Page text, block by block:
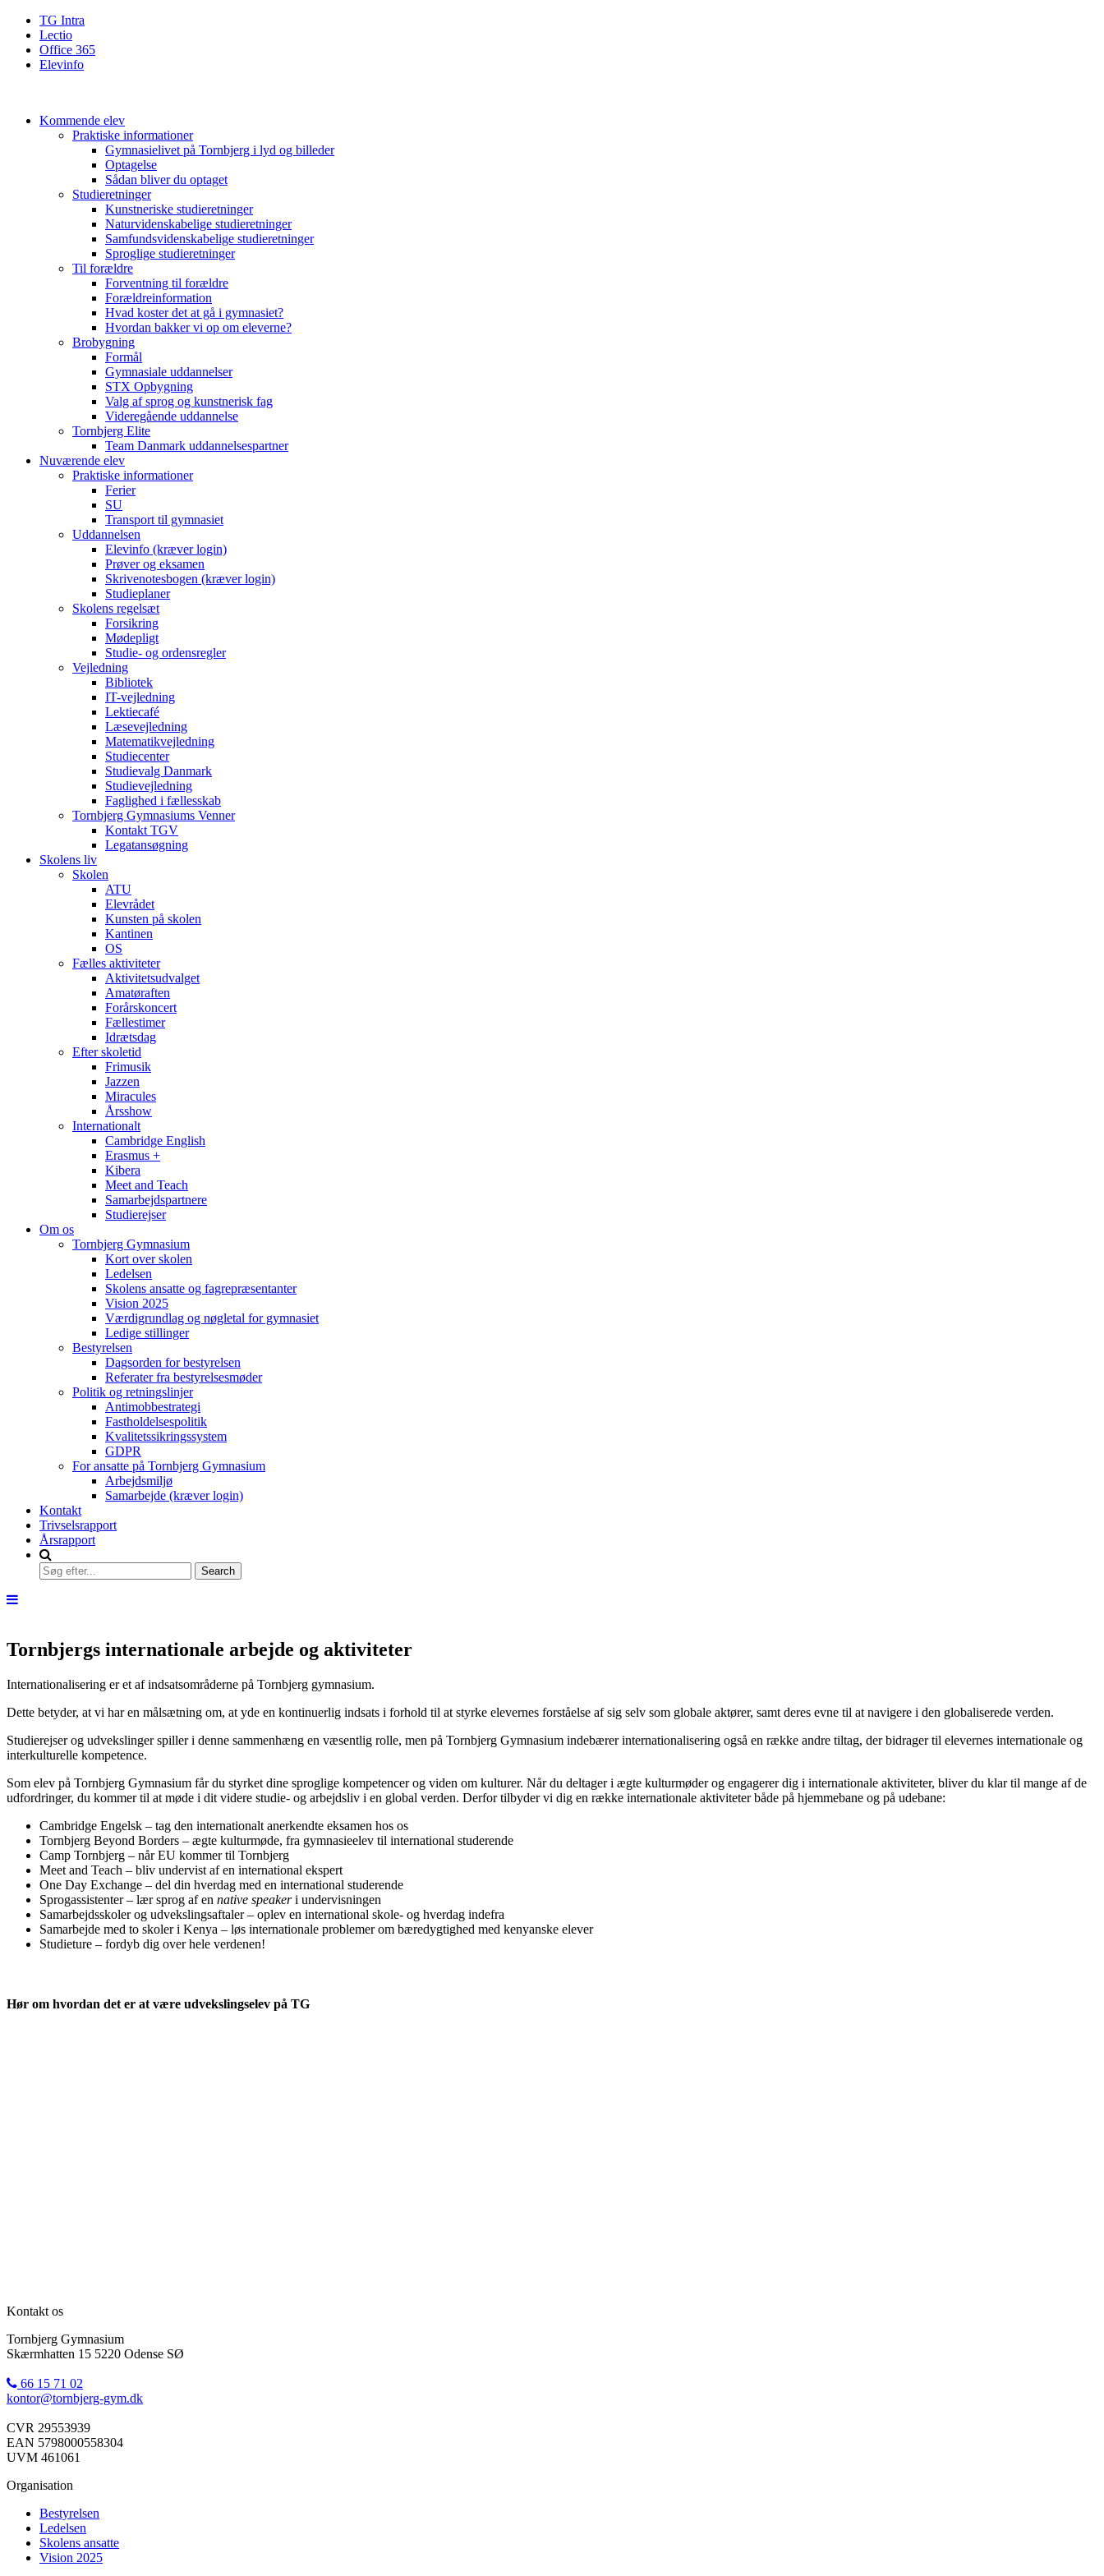
TG Intra
Lectio
Office 365
Elevinfo
Kommende elev
Praktiske informationer
Gymnasielivet på Tornbjerg i lyd og billeder
Optagelse
Sådan bliver du optaget
Studieretninger
Kunstneriske studieretninger
Naturvidenskabelige studieretninger
Samfundsvidenskabelige studieretninger
Sproglige studieretninger
Til forældre
Forventning til forældre
Forældreinformation
Hvad koster det at gå i gymnasiet?
Hvordan bakker vi op om eleverne?
Brobygning
Formål
Gymnasiale uddannelser
STX Opbygning
Valg af sprog og kunstnerisk fag
Videregående uddannelse
Tornbjerg Elite
Team Danmark uddannelsespartner
Nuværende elev
Praktiske informationer
Ferier
SU
Transport til gymnasiet
Uddannelsen
Elevinfo (kræver login)
Prøver og eksamen
Skrivenotesbogen (kræver login)
Studieplaner
Skolens regelsæt
Forsikring
Mødepligt
Studie- og ordensregler
Vejledning
Bibliotek
IT-vejledning
Lektiecafé
Læsevejledning
Matematikvejledning
Studiecenter
Studievalg Danmark
Studievejledning
Faglighed i fællesskab
Tornbjerg Gymnasiums Venner
Kontakt TGV
Legatansøgning
Skolens liv
Skolen
ATU
Elevrådet
Kunsten på skolen
Kantinen
OS
Fælles aktiviteter
Aktivitetsudvalget
Amatøraften
Forårskoncert
Fællestimer
Idrætsdag
Efter skoletid
Frimusik
Jazzen
Miracules
Årsshow
Internationalt
Cambridge English
Erasmus +
Kibera
Meet and Teach
Samarbejdspartnere
Studierejser
Om os
Tornbjerg Gymnasium
Kort over skolen
Ledelsen
Skolens ansatte og fagrepræsentanter
Vision 2025
Værdigrundlag og nøgletal for gymnasiet
Ledige stillinger
Bestyrelsen
Dagsorden for bestyrelsen
Referater fra bestyrelsesmøder
Politik og retningslinjer
Antimobbestrategi
Fastholdelsespolitik
Kvalitetssikringssystem
GDPR
For ansatte på Tornbjerg Gymnasium
Arbejdsmiljø
Samarbejde (kræver login)
Kontakt
Trivselsrapport
Årsrapport
Tornbjergs internationale arbejde og aktiviteter
Internationalisering er et af indsatsområderne på Tornbjerg gymnasium.
Dette betyder, at vi har en målsætning om, at yde en kontinuerlig indsats i forhold til at styrke elevernes forståelse af sig selv som globale aktører, samt deres evne til at navigere i den globaliserede verden.
Studierejser og udvekslinger spiller i denne sammenhæng en væsentlig rolle, men på Tornbjerg Gymnasium indebærer internationalisering også en række andre tiltag, der bidrager til elevernes internationale og
interkulturelle kompetence.
Som elev på Tornbjerg Gymnasium får du styrket dine sproglige kompetencer og viden om kulturer. Når du deltager i ægte kulturmøder og engagerer dig i internationale aktiviteter, bliver du klar til mange af de
udfordringer, du kommer til at møde i dit videre studie- og arbejdsliv i en global verden. Derfor tilbyder vi dig en række internationale aktiviteter både på hjemmebane og på udebane:
Cambridge Engelsk – tag den internationalt anerkendte eksamen hos os
Tornbjerg Beyond Borders – ægte kulturmøde, fra gymnasieelev til international studerende
Camp Tornbjerg – når EU kommer til Tornbjerg
Meet and Teach – bliv undervist af en international ekspert
One Day Exchange – del din hverdag med en international studerende
Sprogassistenter – lær sprog af en native speakeri undervisningen
Samarbejdsskoler og udvekslingsaftaler – oplev en international skole- og hverdag indefra
Samarbejde med to skoler i Kenya – løs internationale problemer om bæredygtighed med kenyanske elever
Studieture – fordyb dig over hele verdenen!
Hør om hvordan det er at være udvekslingselev på TG
Kontakt os
Tornbjerg Gymnasium
Skærmhatten 15 5220 Odense SØ
66 15 71 02
kontor@tornbjerg-gym.dk
CVR 29553939
EAN 5798000558304
UVM 461061
Organisation
Bestyrelsen
Ledelsen
Skolens ansatte
Vision 2025